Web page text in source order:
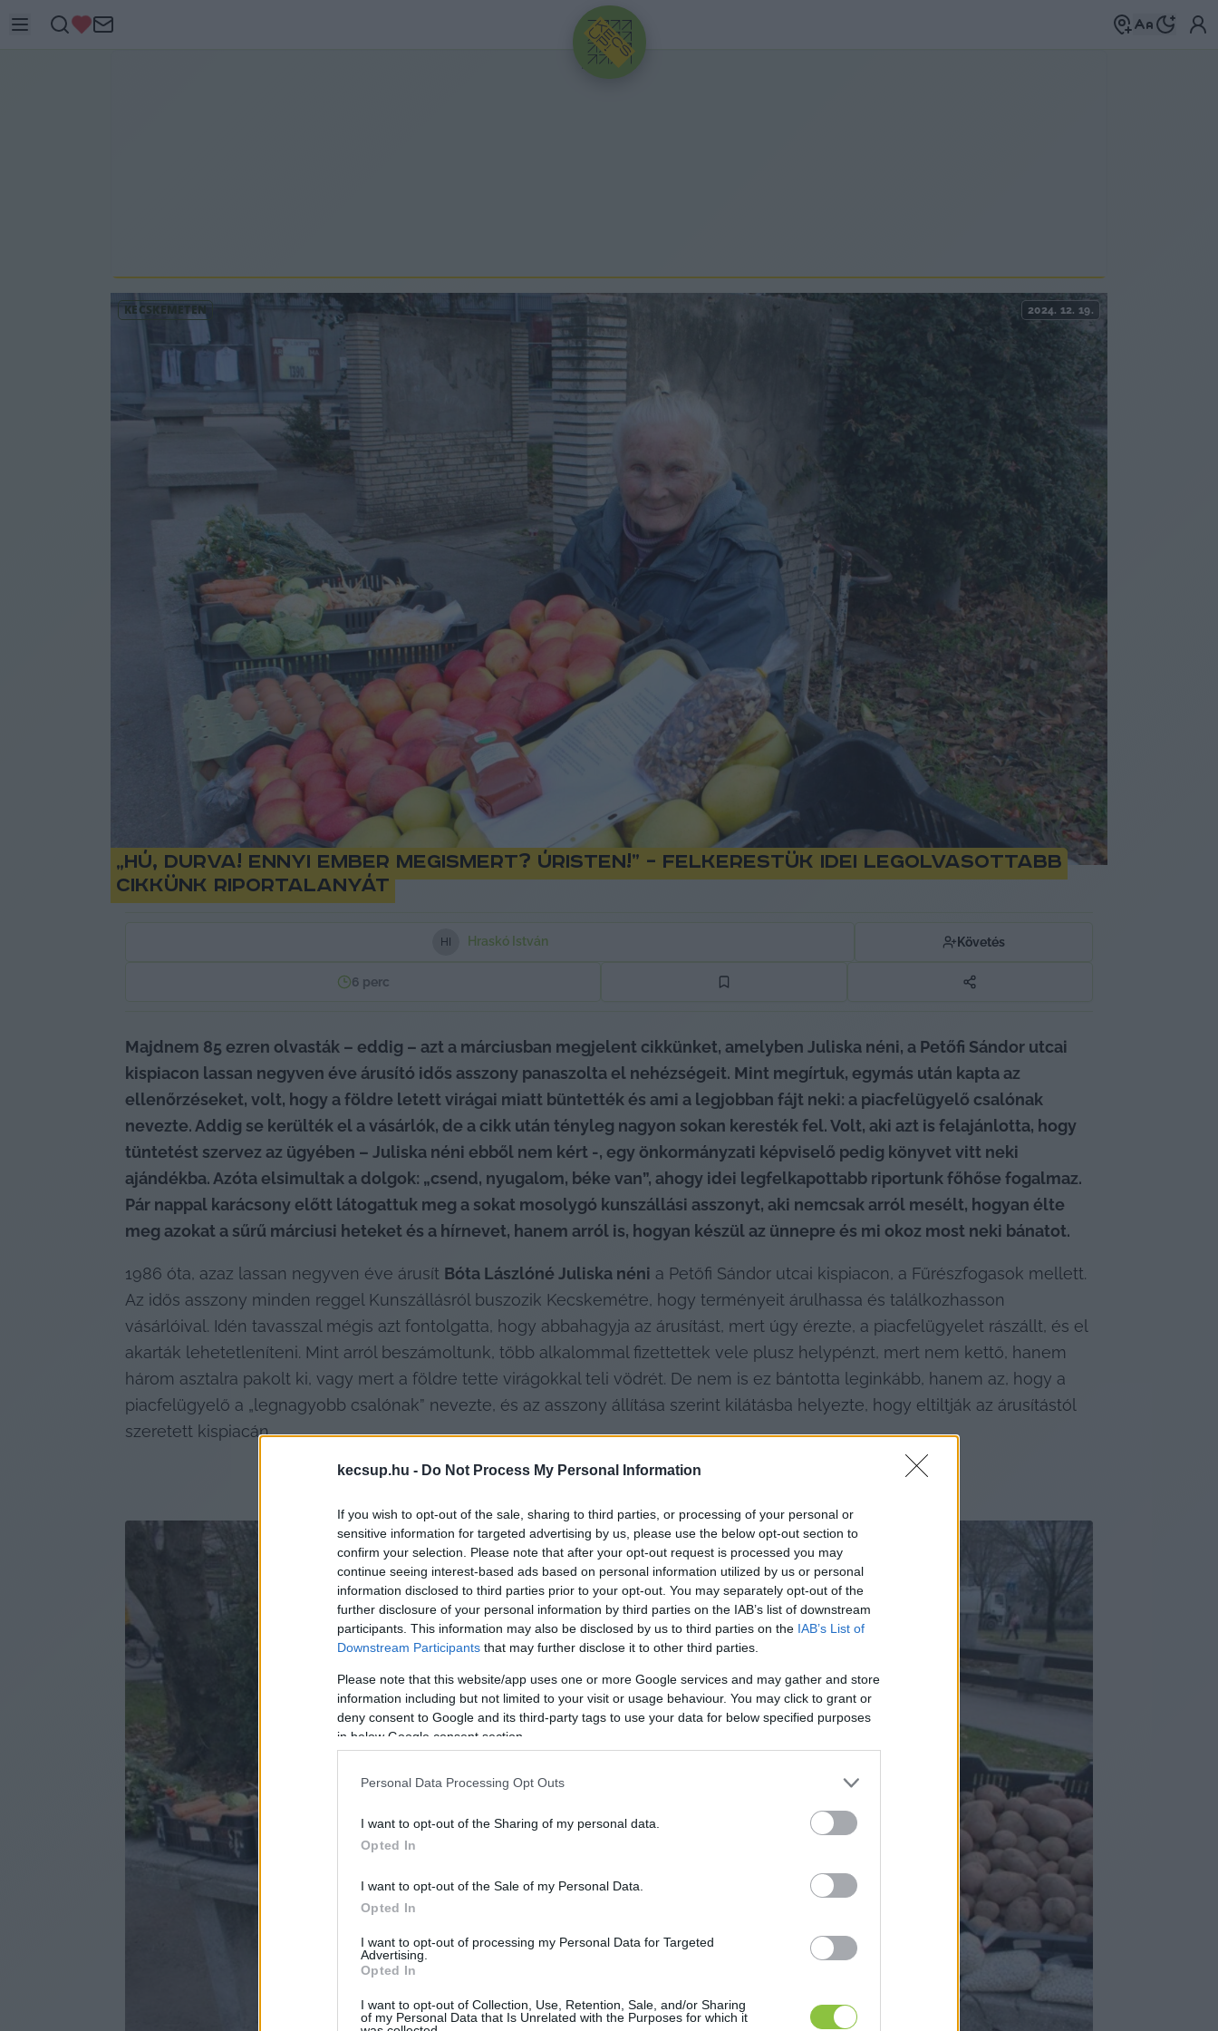
kecsup.hu - Do Not Process My Personal Information
If you wish to opt-out of the sale, sharing to third parties, or processing of your personal or
sensitive information for targeted advertising by us, please use the below opt-out section to
confirm your selection. Please note that after your opt-out request is processed you may
continue seeing interest-based ads based on personal information utilized by us or personal
information disclosed to third parties prior to your opt-out. You may separately opt-out of the
further disclosure of your personal information by third parties on the IAB’s list of downstream
participants. This information may also be disclosed by us to third parties on the IAB’s List of
Downstream Participants that may further disclose it to other third parties.
Please note that this website/app uses one or more Google services and may gather and store
information including but not limited to your visit or usage behaviour. You may click to grant or
deny consent to Google and its third-party tags to use your data for below specified purposes
in below Google consent section.
Personal Data Processing Opt Outs
I want to opt-out of the Sharing of my personal data.
Opted In
I want to opt-out of the Sale of my Personal Data.
Opted In
I want to opt-out of processing my Personal Data for Targeted
Advertising.
Opted In
I want to opt-out of Collection, Use, Retention, Sale, and/or Sharing
of my Personal Data that Is Unrelated with the Purposes for which it
HIRDETÉS
KECSKEMÉTEN 2024. 12. 19.
„Hú, durva! Ennyi ember megismert? Úristen!” – felkerestük idei legolvasottabb
cikkünk riportalanyát
H Hraskó István Követés
6 perc
Majdnem 85 ezren olvasták – eddig – azt a márciusban megjelent cikkünket, amelyben Juliska néni, a Petőfi Sándor utcai
kispiacon lassan negyven éve árusító idős asszony panaszolta el nehézségeit. Mint megírtuk, egymás után kapta az
ellenőrzéseket, volt, hogy a földre letett virágai miatt büntették és ami a legjobban fájt neki: a piacfelügyelő csalónak
nevezte. Addig se kerülték el a vásárlók, de a cikk után tényleg nagyon sokan keresték fel. Volt, aki azt is felajánlotta, hogy
tüntetést szervez az ügyében – Juliska néni ebből nem kért -, egy önkormányzati képviselő pedig könyvet vitt neki
ajándékba. Azóta elsimultak a dolgok: „csend, nyugalom, béke van”, ahogy idei legfelkapottabb riportunk főhőse fogalmaz.
Pár nappal karácsony előtt látogattuk meg a sokat mosolygó kunszállási asszonyt, aki nemcsak arról mesélt, hogyan élte
meg azokat a sűrű márciusi heteket és a hírnevet, hanem arról is, hogyan készül az ünnepre és mi okoz most neki bánatot.
1986 óta, azaz lassan negyven éve árusít Bóta Lászlóné Juliska néni a Petőfi Sándor utcai kispiacon, a Fűrészfogasok mellett.
Az idős asszony minden reggel Kunszállásról buszozik Kecskemétre, hogy terményeit árulhassa és találkozhasson
vásárlóival. Idén tavasszal mégis azt fontolgatta, hogy abbahagyja az árusítást, mert úgy érezte, a piacfelügyelet rászállt, és el
akarták lehetetleníteni. Mint arról beszámoltunk, több alkalommal fizettettek vele plusz helypénzt, mert nem kettő, hanem
három asztalra pakolt ki, vagy mert a földre tette virágokkal teli vödrét. De nem is ez bántotta leginkább, hanem az, hogy a
piacfelügyelő a „legnagyobb csalónak” nevezte, és az asszony állítása szerint kilátásba helyezte, hogy eltiltják az árusítástól
szeretett kispiacán.